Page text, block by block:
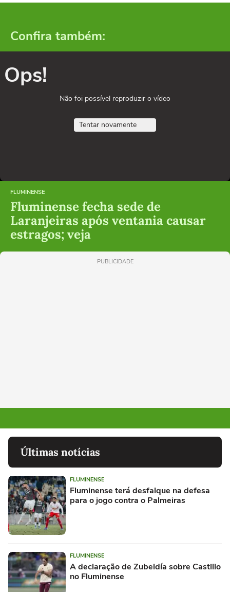
Confira também:
Ops!
Não foi possível reproduzir o vídeo
Tentar novamente
FLUMINENSE
Fluminense fecha sede de
Laranjeiras após ventania causar
estragos; veja
PUBLICIDADE
Últimas notícias
FLUMINENSE
Fluminense terá desfalque na defesa
para o jogo contra o Palmeiras
FLUMINENSE
A declaração de Zubeldía sobre Castillo
no Fluminense